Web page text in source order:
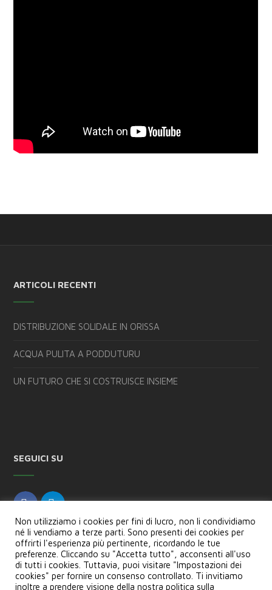
ARTICOLI RECENTI
DISTRIBUZIONE SOLIDALE IN ORISSA
ACQUA PULITA A PODDUTURU
UN FUTURO CHE SI COSTRUISCE INSIEME
SEGUICI SU
Non utilizziamo i cookies per fini di lucro, non li condividiamo
né li vendiamo a terze parti. Sono presenti dei cookies per
offrirti l'esperienza più pertinente, ricordando le tue
preferenze. Cliccando su "Accetta tutto", acconsenti all'uso
di tutti i cookies. Tuttavia, puoi visitare "Impostazioni dei
cookies" per fornire un consenso controllato. Ti invitiamo
inoltre a prendere visione della nostra politica sulla